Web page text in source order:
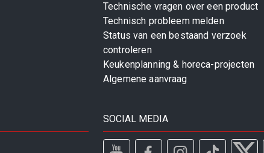
Technische vragen over een product
Technisch probleem melden
Status van een bestaand verzoek
controleren
Keukenplanning & horeca-projecten
Algemene aanvraag
SOCIAL MEDIA